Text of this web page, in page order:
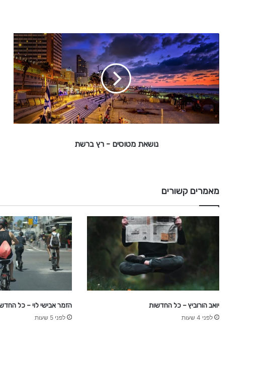
ו
ש
א
ת
מ
ט
ו
ס
ץ
ב
ר
נושאת מטוסים - רץ ברשת
מאמרים קשורים
יואב הורוביץ – כל החדשות
לפני 4 שעות
הזמר אבישי לוי – כל
לפני 5 שעות